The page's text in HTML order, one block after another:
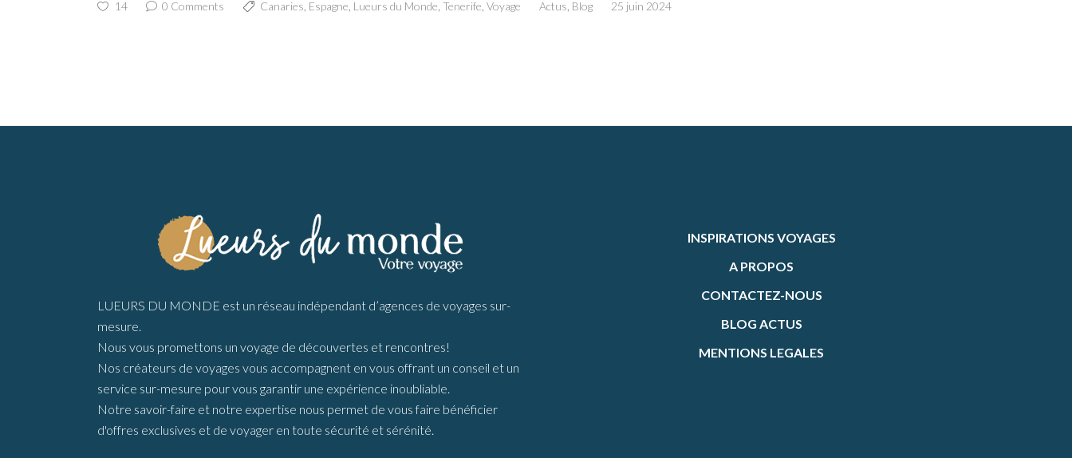
14 0 Comments Canaries Espagne Lueurs du Monde Tenerife Voyage Actus Blog 25 juin 2024
LUEURS DU MONDE est un réseau indépendant d’agences de voyages sur-
mesure.
Nous vous promettons un voyage de découvertes et rencontres!
Nos créateurs de voyages vous accompagnent en vous offrant un conseil et un
service sur-mesure pour vous garantir une expérience inoubliable.
Notre savoir-faire et notre expertise nous permet de vous faire bénéficier
d'offres exclusives et de voyager en toute sécurité et sérénité.
INSPIRATIONS VOYAGES
A PROPOS
CONTACTEZ-NOUS
BLOG ACTUS
MENTIONS LEGALES